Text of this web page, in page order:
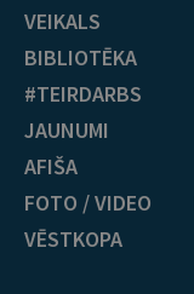
VEIKALS
BIBLIOTĒKA
#TEIRDARBS
JAUNUMI
AFIŠA
FOTO / VIDEO
VĒSTKOPA